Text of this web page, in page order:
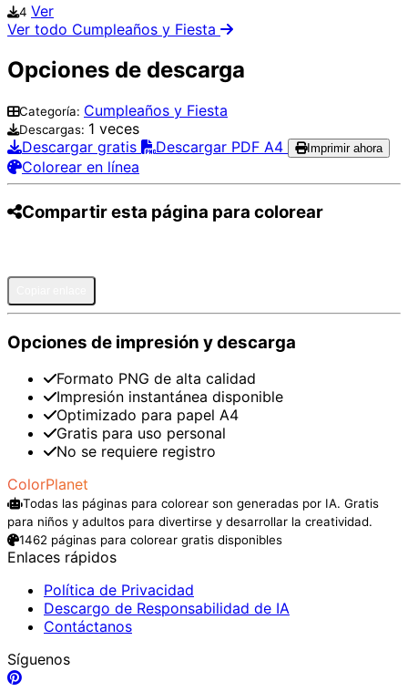
4 Ver
Ver todo Cumpleaños y Fiesta
Opciones de descarga
Categoría: Cumpleaños y Fiesta
Descargas: 1 veces
Descargar gratis
Descargar PDF A4 Imprimir ahora
Colorear en línea
Compartir esta página para colorear
Opciones de impresión y descarga
Formato PNG de alta calidad
Impresión instantánea disponible
Optimizado para papel A4
Gratis para uso personal
No se requiere registro
ColorPlanet
Todas las páginas para colorear son generadas por IA. Gratis
para niños y adultos para divertirse y desarrollar la creatividad.
1462 páginas para colorear gratis disponibles
Enlaces rápidos
Política de Privacidad
Descargo de Responsabilidad de IA
Contáctanos
Síguenos